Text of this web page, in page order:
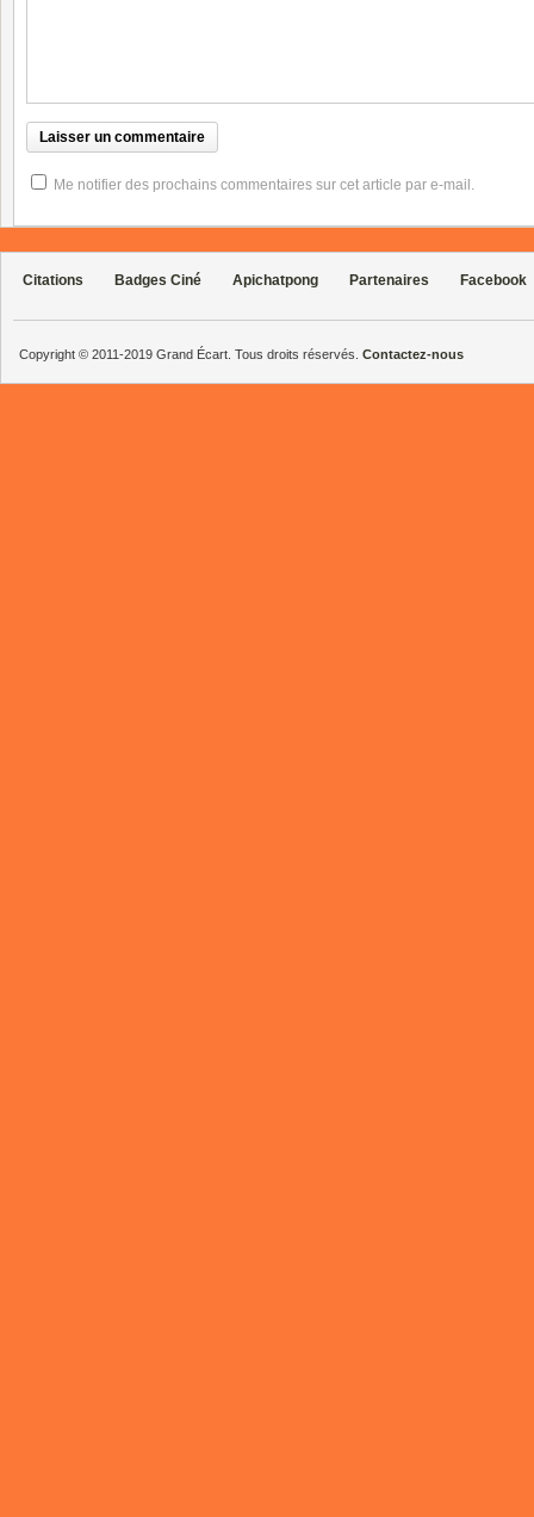
Me notifier des prochains commentaires sur cet article par e-mail.
Citations Badges Ciné Apichatpong Partenaires Facebook
Copyright © 2011-2019 Grand Écart. Tous droits réservés. Contactez-nous